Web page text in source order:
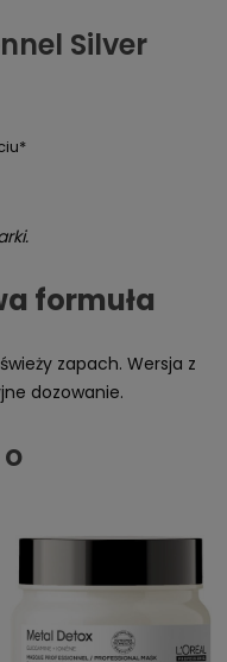
Silver
formuła
zapach. Wersja z
dozowanie.